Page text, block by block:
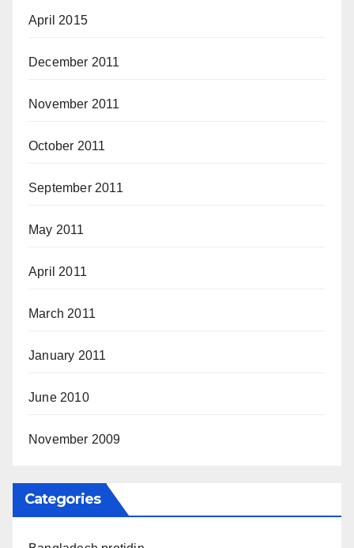
April 2015
December 2011
November 2011
October 2011
September 2011
May 2011
April 2011
March 2011
January 2011
June 2010
November 2009
Categories